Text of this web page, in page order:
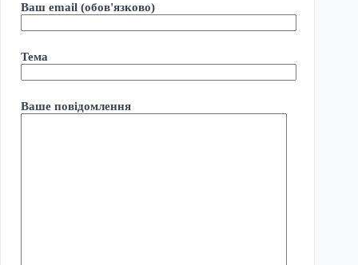
Ваш email (обов'язково)
Тема
Ваше повідомлення